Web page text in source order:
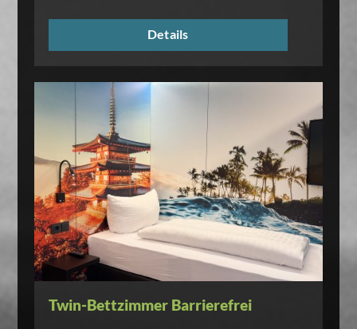
Details
Twin-Bettzimmer Barrierefrei